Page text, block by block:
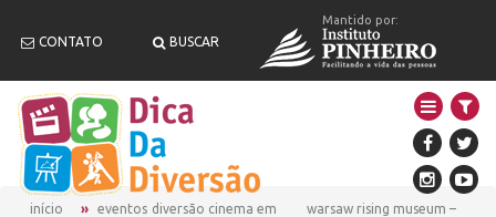
CONTATO BUSCAR
Mantido por:
início eventos diversão cinema em
warsaw rising museum –